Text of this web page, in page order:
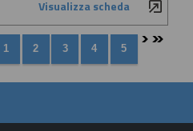
Visualizza scheda